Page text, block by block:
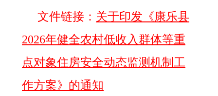
文件链接： 关于印发《康乐县
2026年健全农村低收入群体等重
点对象住房安全动态监测机制工
作方案》的通知